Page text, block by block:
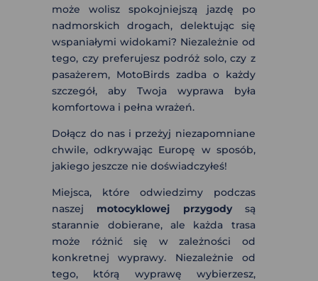
może wolisz spokojniejszą jazdę po
nadmorskich drogach, delektując się
wspaniałymi widokami? Niezależnie od
tego, czy preferujesz podróż solo, czy z
pasażerem, MotoBirds zadba o każdy
szczegół, aby Twoja wyprawa była
komfortowa i pełna wrażeń.
Dołącz do nas i przeżyj niezapomniane
chwile, odkrywając Europę w sposób,
jakiego jeszcze nie doświadczyłeś!
Miejsca, które odwiedzimy podczas
naszej motocyklowej przygodysą
starannie dobierane, ale każda trasa
może różnić się w zależności od
konkretnej wyprawy. Niezależnie od
tego, którą wyprawę wybierzesz,